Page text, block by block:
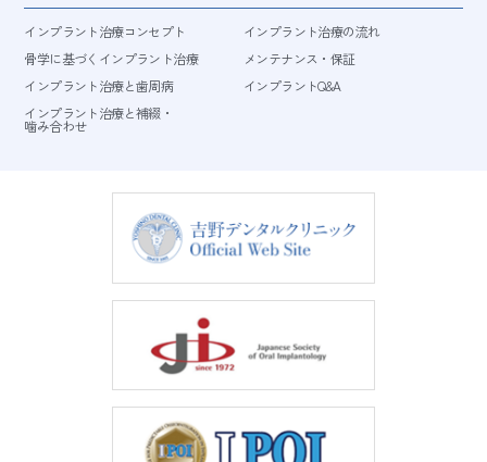
インプラント治療コンセプト
インプラント治療の流れ
骨学に基づくインプラント治療
メンテナンス・保証
インプラント治療と歯周病
インプラントQ&A
インプラント治療と補綴・
噛み合わせ